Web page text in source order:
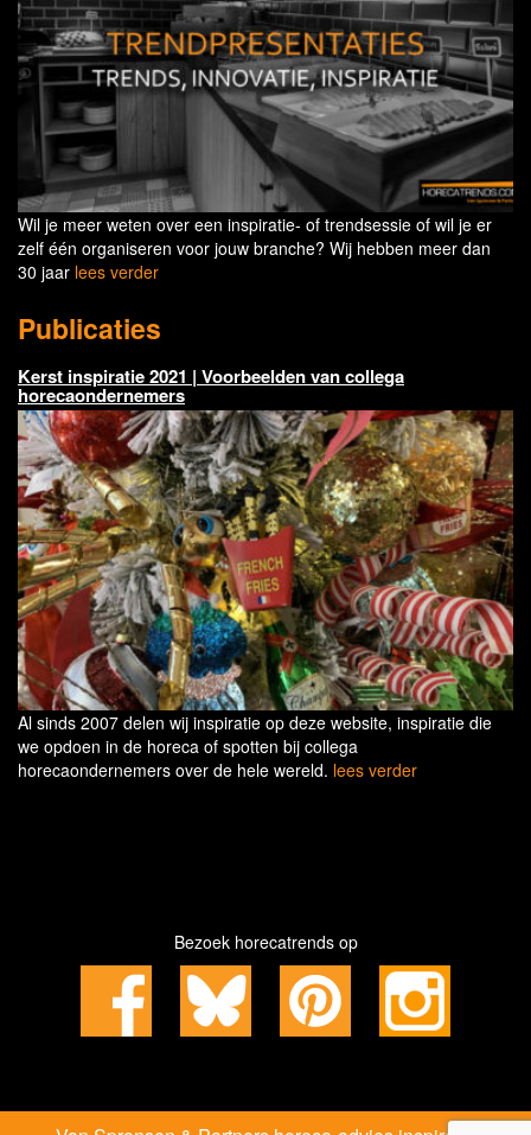
Wil je meer weten over een inspiratie- of trendsessie of wil je er
zelf één organiseren voor jouw branche? Wij hebben meer dan
30 jaar lees verder
Publicaties
Kerst inspiratie 2021 | Voorbeelden van collega
horecaondernemers
Al sinds 2007 delen wij inspiratie op deze website, inspiratie die
we opdoen in de horeca of spotten bij collega
horecaondernemers over de hele wereld. lees verder
Bezoek horecatrends op